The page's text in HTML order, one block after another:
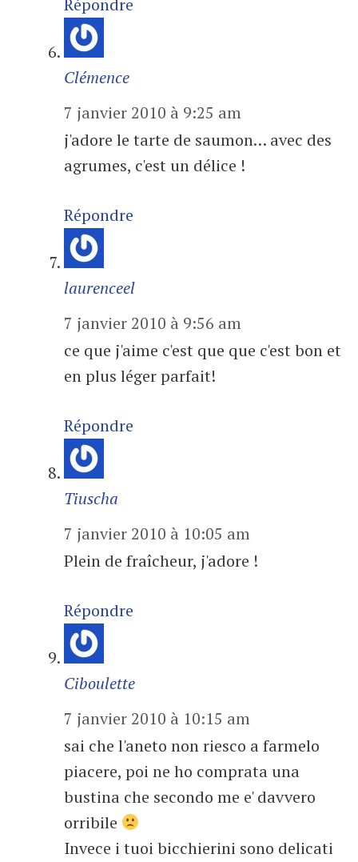
Répondre
Clémence
7 janvier 2010 à 9:25 am
j'adore le tarte de saumon… avec des
agrumes, c'est un délice !
Répondre
laurenceel
7 janvier 2010 à 9:56 am
ce que j'aime c'est que que c'est bon et
en plus léger parfait!
Répondre
Tiuscha
7 janvier 2010 à 10:05 am
Plein de fraîcheur, j'adore !
Répondre
Ciboulette
7 janvier 2010 à 10:15 am
sai che l'aneto non riesco a farmelo
piacere, poi ne ho comprata una
bustina che secondo me e' davvero
orribile
Invece i tuoi bicchierini sono delicati